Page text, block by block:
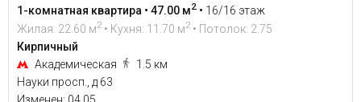
1-комнатная квартира • 47.00 м2 • 16/16 этаж
Жилая: 22.60 м2 • Кухня: 11.70 м2 • Потолок: 2.75
Кирпичный
Академическая
1.5 км
Науки просп., д 63
Изменен: 04.05